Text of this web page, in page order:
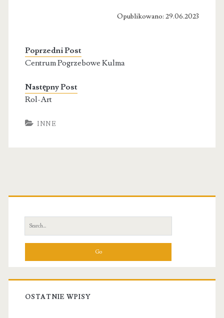
Opublikowano: 29.06.2023
Poprzedni Post
Centrum Pogrzebowe Kulma
Następny Post
Rol-Art
INNE
Primary
Sidebar
Search
for:
OSTATNIE WPISY